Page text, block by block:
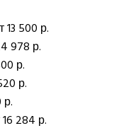
13 500 р.
978 р.
р.
р.
р.
284 р.